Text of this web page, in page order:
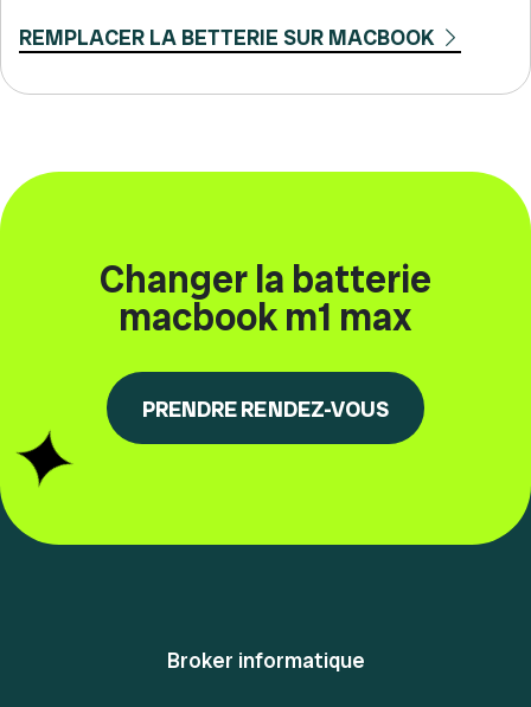
REMPLACER LA BETTERIE SUR MACBOOK
Changer la batterie
macbook m1 max
PRENDRE RENDEZ-VOUS
Broker informatique